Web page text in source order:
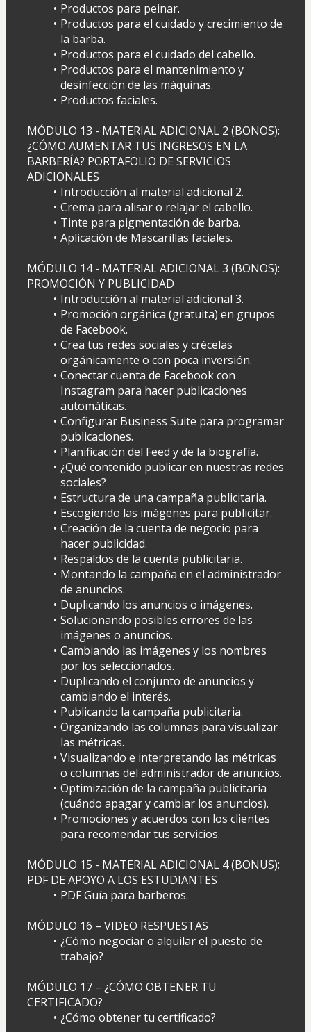
Productos para peinar.
Productos para el cuidado y crecimiento de
la barba.
Productos para el cuidado del cabello.
Productos para el mantenimiento y
desinfección de las máquinas.
Productos faciales.
MÓDULO 13 - MATERIAL ADICIONAL 2 (BONOS):
¿CÓMO AUMENTAR TUS INGRESOS EN LA
BARBERÍA? PORTAFOLIO DE SERVICIOS
ADICIONALES
Introducción al material adicional 2.
Crema para alisar o relajar el cabello.
Tinte para pigmentación de barba.
Aplicación de Mascarillas faciales.
MÓDULO 14 - MATERIAL ADICIONAL 3 (BONOS):
PROMOCIÓN Y PUBLICIDAD
Introducción al material adicional 3.
Promoción orgánica (gratuita) en grupos
de Facebook.
Crea tus redes sociales y crécelas
orgánicamente o con poca inversión.
Conectar cuenta de Facebook con
Instagram para hacer publicaciones
automáticas.
Configurar Business Suite para programar
publicaciones.
Planificación del Feed y de la biografía.
¿Qué contenido publicar en nuestras redes
sociales?
Estructura de una campaña publicitaria.
Escogiendo las imágenes para publicitar.
Creación de la cuenta de negocio para
hacer publicidad.
Respaldos de la cuenta publicitaria.
Montando la campaña en el administrador
de anuncios.
Duplicando los anuncios o imágenes.
Solucionando posibles errores de las
imágenes o anuncios.
Cambiando las imágenes y los nombres
por los seleccionados.
Duplicando el conjunto de anuncios y
cambiando el interés.
Publicando la campaña publicitaria.
Organizando las columnas para visualizar
las métricas.
Visualizando e interpretando las métricas
o columnas del administrador de anuncios.
Optimización de la campaña publicitaria
(cuándo apagar y cambiar los anuncios).
Promociones y acuerdos con los clientes
para recomendar tus servicios.
MÓDULO 15 - MATERIAL ADICIONAL 4 (BONUS):
PDF DE APOYO A LOS ESTUDIANTES
PDF Guía para barberos.
MÓDULO 16 – VIDEO RESPUESTAS
¿Cómo negociar o alquilar el puesto de
trabajo?
MÓDULO 17 – ¿CÓMO OBTENER TU
CERTIFICADO?
¿Cómo obtener tu certificado?